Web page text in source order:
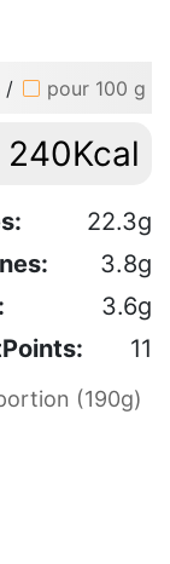
/ pour 100 g
240Kcal
22.3g
3.8g
3.6g
11
(190g)